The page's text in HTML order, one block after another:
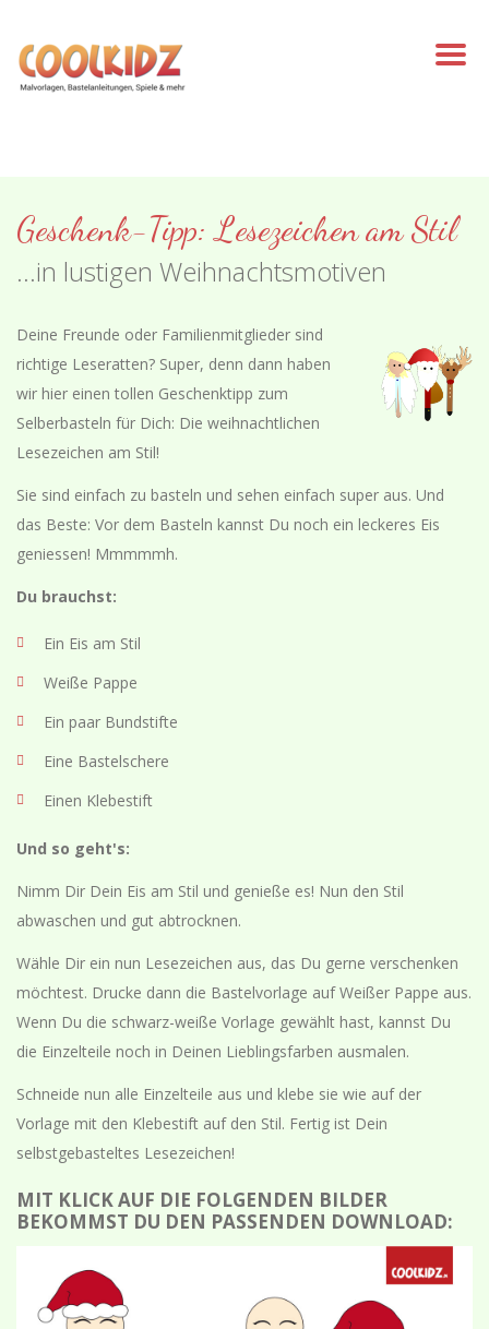
Geschenk-Tipp: Lesezeichen am Stil
...in lustigen Weihnachtsmotiven
Deine Freunde oder Familienmitglieder sind
richtige Leseratten? Super, denn dann haben
wir hier einen tollen Geschenktipp zum
Selberbasteln für Dich: Die weihnachtlichen
Lesezeichen am Stil!
Sie sind einfach zu basteln und sehen einfach super aus. Und
das Beste: Vor dem Basteln kannst Du noch ein leckeres Eis
geniessen! Mmmmmh.
Du brauchst:
Ein Eis am Stil
Weiße Pappe
Ein paar Bundstifte
Eine Bastelschere
Einen Klebestift
Und so geht's:
Nimm Dir Dein Eis am Stil und genieße es! Nun den Stil
abwaschen und gut abtrocknen.
Wähle Dir ein nun Lesezeichen aus, das Du gerne verschenken
möchtest. Drucke dann die Bastelvorlage auf Weißer Pappe aus.
Wenn Du die schwarz-weiße Vorlage gewählt hast, kannst Du
die Einzelteile noch in Deinen Lieblingsfarben ausmalen.
Schneide nun alle Einzelteile aus und klebe sie wie auf der
Vorlage mit den Klebestift auf den Stil. Fertig ist Dein
selbstgebasteltes Lesezeichen!
MIT KLICK AUF DIE FOLGENDEN BILDER
BEKOMMST DU DEN PASSENDEN DOWNLOAD: